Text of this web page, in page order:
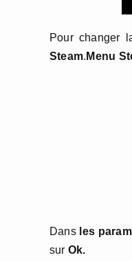
Pour changer
Steam. Menu
Dansles
sur Ok.